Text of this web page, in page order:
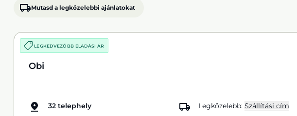
Mutasd a legközelebbi ajánlatokat
LEGKEDVEZŐBB ELADÁSI ÁR
Obi
32 telephely Legközelebb: Szállítási cím